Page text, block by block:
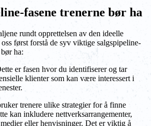
fasene trenerne bør ha
rundt opprettelsen av den ideelle
først forstå de syv viktige salgspipeline-
ha:
er fasen hvor du identifiserer og tar
klienter som kan være interessert i
trenere ulike strategier for å finne
kan inkludere nettverksarrangementer,
eller henvisninger. Det er viktig å